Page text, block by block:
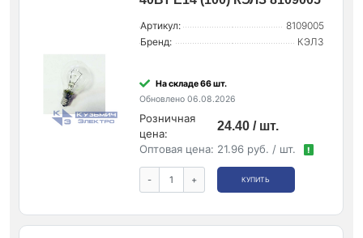
Артикул:
8109005
Бренд:
КЭЛЗ
На складе 66 шт.
Обновлено 06.08.2026
Розничная
цена:
24.40 / шт.
Оптовая цена: 21.96 руб. / шт. !
- + КУПИТЬ